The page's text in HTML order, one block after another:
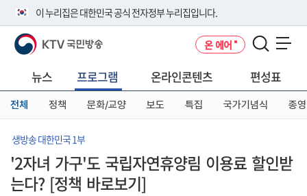
이 누리집은 대한민국 공식 전자정부 누리집입니다.
공식 누리집 주소 확인하기
니다.
이밖에 or.kr 또는 .kr등 다른 도메인 주소를 사용하고 있다면 아래 URL에
서 도메인 주소를 확인해 보세요
KTV 국민방송 온 에어
뉴스 프로그램 온라인콘텐츠 편성표
전체 정책 문화/교양 보도 특집 국가기념식 종영
생방송 대한민국 1부
'2자녀 가구'도 국립자연휴양림 이용료 할인받
는다? [정책 바로보기]